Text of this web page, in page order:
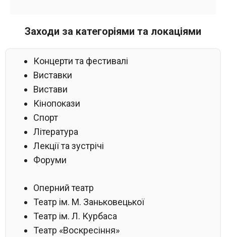
Заходи за категоріями та локаціями
Концерти та фестивалі
Виставки
Вистави
Кінопокази
Спорт
Література
Лекції та зустрічі
Форуми
Оперний театр
Театр ім. М. Заньковецької
Театр ім. Л. Курбаса
Театр «Воскресіння»